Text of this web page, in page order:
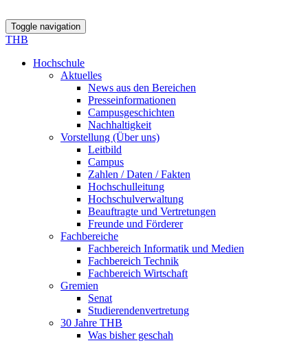
Toggle navigation
THB
Hochschule
Aktuelles
News aus den Bereichen
Presseinformationen
Campusgeschichten
Nachhaltigkeit
Vorstellung (Über uns)
Leitbild
Campus
Zahlen / Daten / Fakten
Hochschulleitung
Hochschulverwaltung
Beauftragte und Vertretungen
Freunde und Förderer
Fachbereiche
Fachbereich Informatik und Medien
Fachbereich Technik
Fachbereich Wirtschaft
Gremien
Senat
Studierendenvertretung
30 Jahre THB
Was bisher geschah